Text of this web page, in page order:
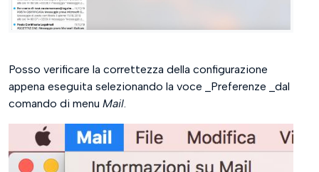
Posso verificare la correttezza della configurazione
appena eseguita selezionando la voce _Preferenze _dal
comando di menu Mail.